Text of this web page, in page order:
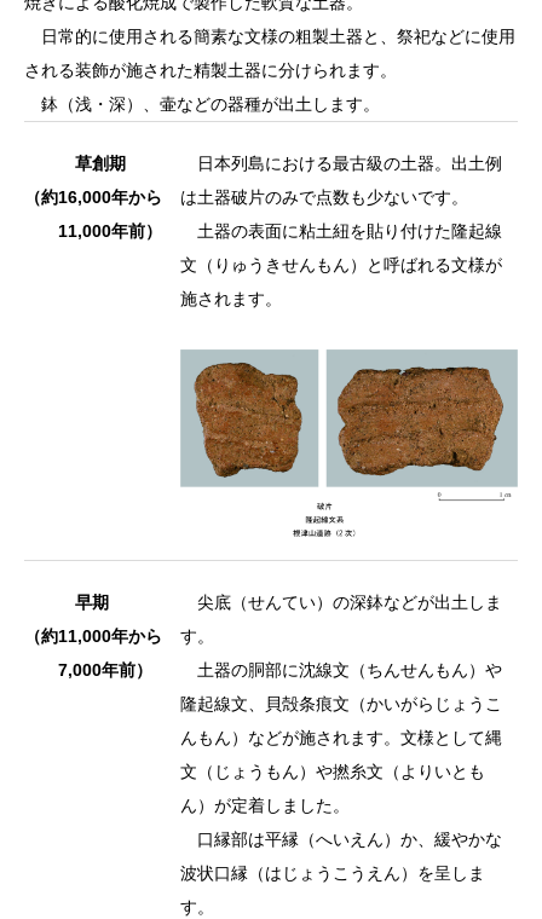
日常的に使用される簡素な文様の粗製土器と、祭祀などに使用
される装飾が施された精製土器に分けられます。
鉢（浅・深）、壷などの器種が出土します。
草創期
（約16,000年から
11,000年前）
日本列島における最古級の土器。出土例
は土器破片のみで点数も少ないです。
土器の表面に粘土紐を貼り付けた隆起線
文（りゅうきせんもん）と呼ばれる文様が
施されます。
早期
（約11,000年から
7,000年前）
尖底（せんてい）の深鉢などが出土しま
す。
土器の胴部に沈線文（ちんせんもん）や
隆起線文、貝殻条痕文（かいがらじょうこ
んもん）などが施されます。文様として縄
文（じょうもん）や撚糸文（よりいとも
ん）が定着しました。
口縁部は平縁（へいえん）か、緩やかな
波状口縁（はじょうこうえん）を呈しま
す。